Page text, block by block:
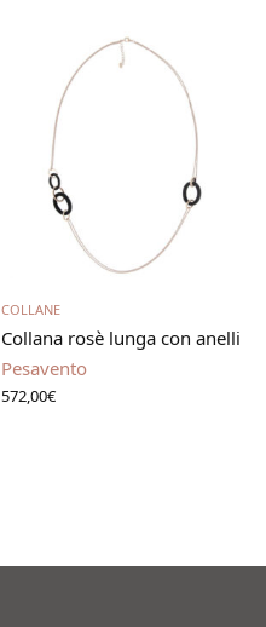
Aggiungi al carrello
COLLANE
Collana rosè lunga con anelli
Pesavento
572,00€